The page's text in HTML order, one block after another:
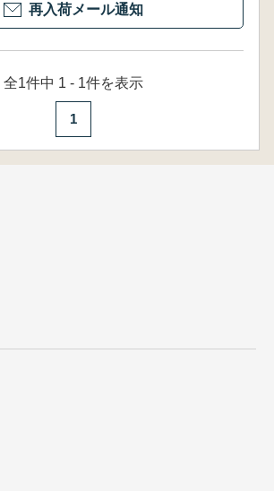
再入荷メール通知
全1件中 1 - 1件を表示
1